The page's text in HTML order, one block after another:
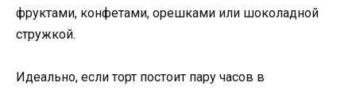
фруктами, конфетами, орешками или шоколадной
стружкой.
Идеально, если торт постоит пару часов в